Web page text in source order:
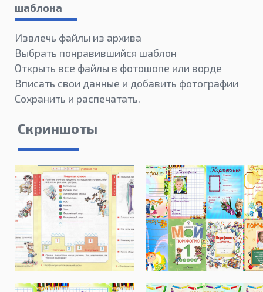
шаблона
Извлечь файлы из архива
Выбрать понравившийся шаблон
Открыть все файлы в фотошопе или ворде
Вписать свои данные и добавить фотографии
Сохранить и распечатать.
Скриншоты